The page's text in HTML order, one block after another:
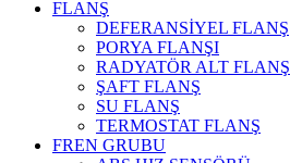
FLANŞ
DEFERANSİYEL FLANŞ
PORYA FLANŞI
RADYATÖR ALT FLANŞ
ŞAFT FLANŞ
SU FLANŞ
TERMOSTAT FLANŞ
FREN GRUBU